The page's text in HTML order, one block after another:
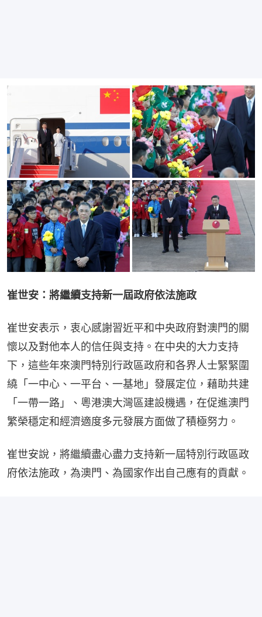
崔世安：將繼續支持新一屆政府依法施政
崔世安表示，衷心感謝習近平和中央政府對澳門的關
懷以及對他本人的信任與支持。在中央的大力支持
下，這些年來澳門特別行政區政府和各界人士緊緊圍
繞「一中心、一平台、一基地」發展定位，藉助共建
「一帶一路」、粵港澳大灣區建設機遇，在促進澳門
繁榮穩定和經濟適度多元發展方面做了積極努力。
崔世安說，將繼續盡心盡力支持新一屆特別行政區政
府依法施政，為澳門、為國家作出自己應有的貢獻。